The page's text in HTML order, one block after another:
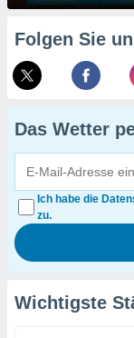
Folgen Sie
Das Wetter
Ich habe die
zu.
Wichtigste